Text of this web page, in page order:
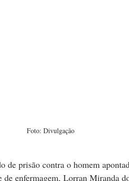
Foto: Divulgação
de prisão contra o homem
de enfermagem, Lorran Miranda